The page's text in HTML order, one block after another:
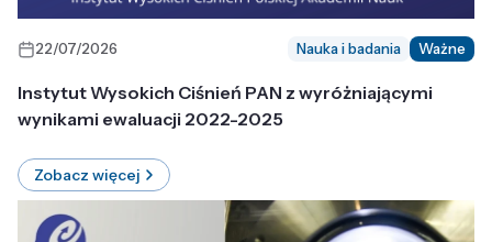
22/07/2026 Nauka i badania Ważne
Instytut Wysokich Ciśnień PAN z wyróżniającymi
wynikami ewaluacji 2022-2025
Zobacz więcej